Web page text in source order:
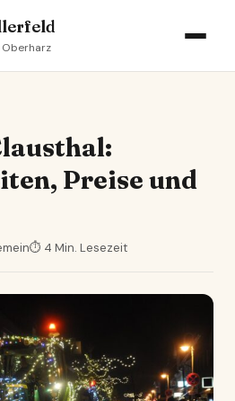
Oberharz
Preise und
⏱ 4 Min. Lesezeit